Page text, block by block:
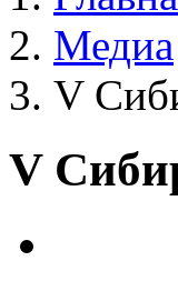
Медиа
V
V